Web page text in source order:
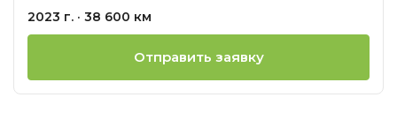
2023 г. · 38 600 км
Отправить заявку